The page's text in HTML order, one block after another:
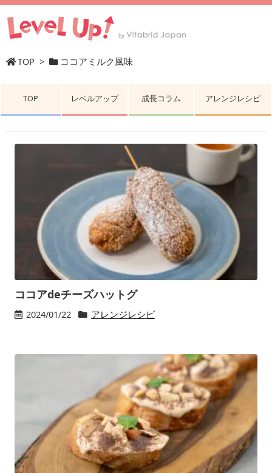
TOP > ココアミルク風味
TOP レベルアップ 成長コラム アレンジレシピ
ココアdeチーズハットグ
2024/01/22 アレンジレシピ